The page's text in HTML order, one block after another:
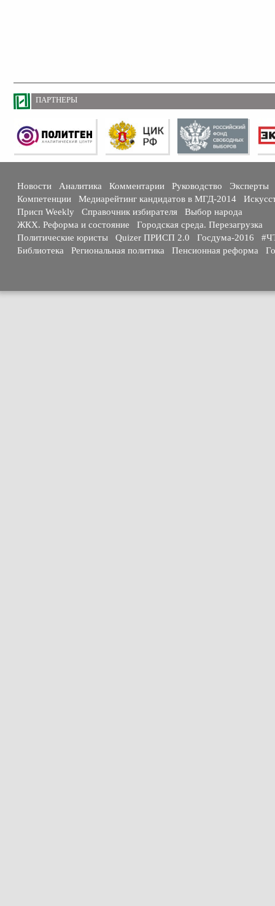
ПАРТНЕРЫ
Новости Аналитика Комментарии Руководство
Эксперты
Компетенции
Медиарейтинг кандидатов в МГД-2014
Присп Weekly
Справочник избирателя
Выбор народа
ЖКХ. Реформа и состояние
Городская среда. Перезагрузка
Политические юристы
Quizer ПРИСП 2.0 Госдума-2016
Библиотека
Региональная политика Пенсионная реформа